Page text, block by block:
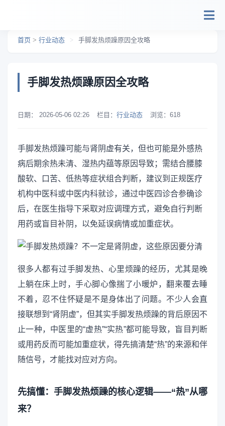
首页 > 行业动态 > 手脚发热烦躁原因全攻略
手脚发热烦躁原因全攻略
日期： 2026-05-06 02:26 栏目： 行业动态 浏览： 618
手脚发热烦躁可能与肾阴虚有关，但也可能是外感热
病后期余热未清、湿热内蕴等原因导致；需结合腰膝
酸软、口苦、低热等症状组合判断，建议到正规医疗
机构中医科或中医内科就诊，通过中医四诊合参确诊
后，在医生指导下采取对应调理方式，避免自行判断
用药或盲目补阴，以免延误病情或加重症状。
很多人都有过手脚发热、心里烦躁的经历，尤其是晚
上躺在床上时，手心脚心像揣了小暖炉，翻来覆去睡
不着，忍不住怀疑是不是身体出了问题。不少人会直
接联想到“肾阴虚”，但其实手脚发热烦躁的背后原因不
止一种，中医里的“虚热”“实热”都可能导致，盲目判断
或用药反而可能加重症状，得先搞清楚“热”的来源和伴
随信号，才能找对应对方向。
先搞懂：手脚发热烦躁的核心逻辑——“热”从哪
来？